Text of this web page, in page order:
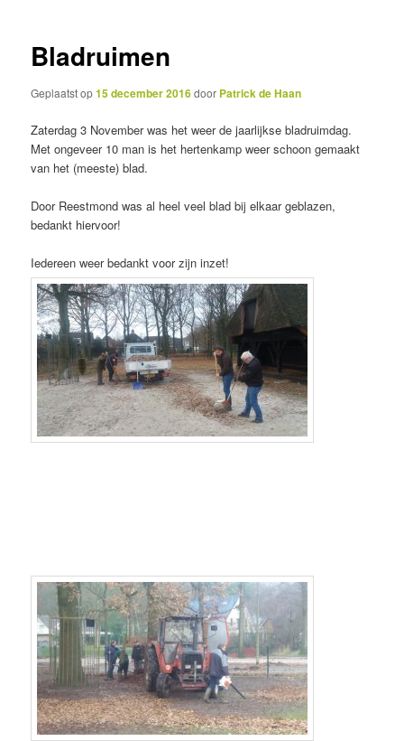
Bladruimen
Geplaatst op15 december 2016door Patrick de Haan
Zaterdag 3 November was het weer de jaarlijkse bladruimdag.
Met ongeveer 10 man is het hertenkamp weer schoon gemaakt
van het (meeste) blad.
Door Reestmond was al heel veel blad bij elkaar geblazen,
bedankt hiervoor!
Iedereen weer bedankt voor zijn inzet!